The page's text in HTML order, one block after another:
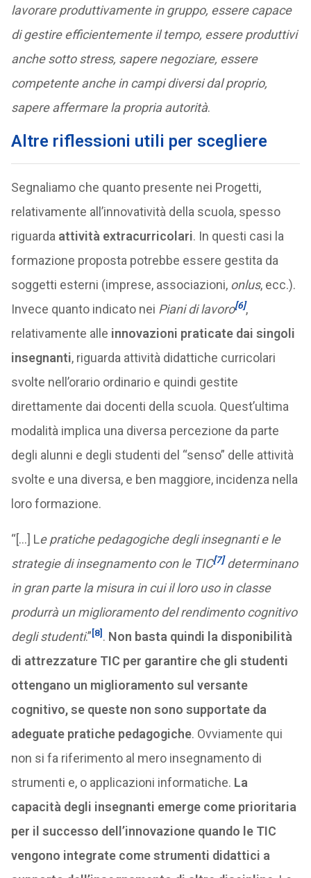
lavorare produttivamente in gruppo, essere capace
di gestire efficientemente il tempo, essere produttivi
anche sotto stress, sapere negoziare, essere
competente anche in campi diversi dal proprio,
sapere affermare la propria autorità.
Altre riflessioni utili per scegliere
Segnaliamo che quanto presente nei Progetti,
relativamente all’innovatività della scuola, spesso
riguarda attività extracurricolari. In questi casi la
formazione proposta potrebbe essere gestita da
soggetti esterni (imprese, associazioni, onlus, ecc.).
Invece quanto indicato nei Piani di lavoro[6],
relativamente alle innovazioni praticate dai singoli
insegnanti, riguarda attività didattiche curricolari
svolte nell’orario ordinario e quindi gestite
direttamente dai docenti della scuola. Quest’ultima
modalità implica una diversa percezione da parte
degli alunni e degli studenti del “senso” delle attività
svolte e una diversa, e ben maggiore, incidenza nella
loro formazione.
“[…] Le pratiche pedagogiche degli insegnanti e le
strategie di insegnamento con le TIC[7]determinano
in gran parte la misura in cui il loro uso in classe
produrrà un miglioramento del rendimento cognitivo
degli studenti.”[8] . Non basta quindi la disponibilità
di attrezzature TIC per garantire che gli studenti
ottengano un miglioramento sul versante
cognitivo, se queste non sono supportate da
adeguate pratiche pedagogiche. Ovviamente qui
non si fa riferimento al mero insegnamento di
strumenti e, o applicazioni informatiche. La
capacità degli insegnanti emerge come prioritaria
per il successo dell’innovazione quando le TIC
vengono integrate come strumenti didattici a